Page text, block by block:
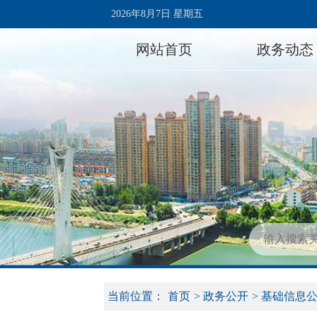
2026年8月7日 星期五
网站首页 政务动态
当前位置： 首页 > 政务公开 > 基础信息